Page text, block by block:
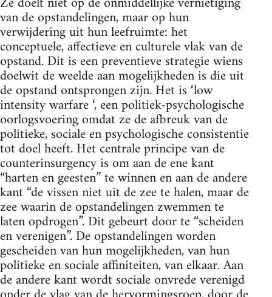
van de opstandelingen, maar op hun
verwijdering uit hun leefruimte: het
conceptuele, affectieve en culturele vlak van de
opstand. Dit is een preventieve strategie wiens
doelwit de weelde aan mogelijkheden is die uit
de opstand ontsprongen zijn. Het is ‘low
intensity warfare ‘, een politiek-psychologische
oorlogsvoering omdat ze de afbreuk van de
politieke, sociale en psychologische consistentie
tot doel heeft. Het centrale principe van de
counterinsurgency is om aan de ene kant
“harten en geesten” te winnen en aan de andere
kant “de vissen niet uit de zee te halen, maar de
zee waarin de opstandelingen zwemmen te
laten opdrogen”. Dit gebeurt door te “scheiden
en verenigen”. De opstandelingen worden
gescheiden van hun mogelijkheden, van hun
politieke en sociale affiniteiten, van elkaar. Aan
de andere kant wordt sociale onvrede verenigd